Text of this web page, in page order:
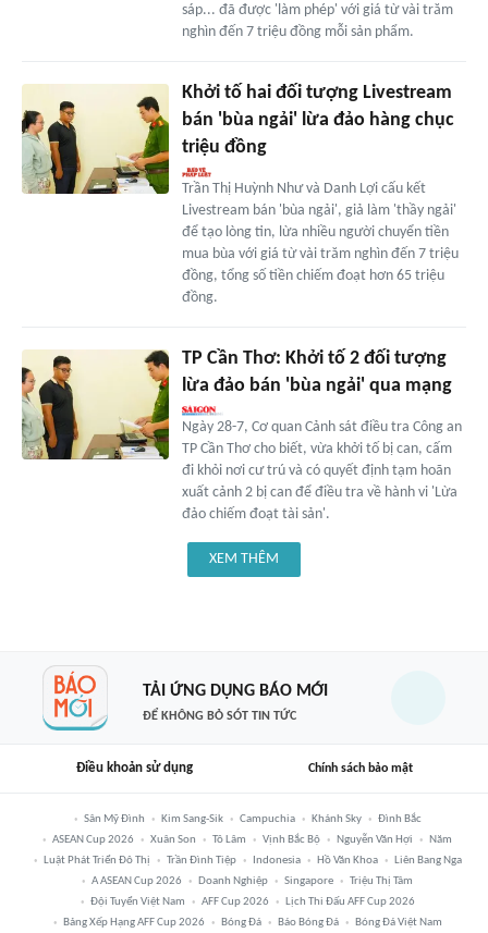
sáp... đã được 'làm phép' với giá từ vài trăm
nghìn đến 7 triệu đồng mỗi sản phẩm.
Khởi tố hai đối tượng Livestream
bán 'bùa ngải' lừa đảo hàng chục
triệu đồng
Trần Thị Huỳnh Như và Danh Lợi cấu kết
Livestream bán 'bùa ngải', giả làm 'thầy ngải'
để tạo lòng tin, lừa nhiều người chuyển tiền
mua bùa với giá từ vài trăm nghìn đến 7 triệu
đồng, tổng số tiền chiếm đoạt hơn 65 triệu
đồng.
TP Cần Thơ: Khởi tố 2 đối tượng
lừa đảo bán 'bùa ngải' qua mạng
Ngày 28-7, Cơ quan Cảnh sát điều tra Công an
TP Cần Thơ cho biết, vừa khởi tố bị can, cấm
đi khỏi nơi cư trú và có quyết định tạm hoãn
xuất cảnh 2 bị can để điều tra về hành vi 'Lừa
đảo chiếm đoạt tài sản'.
XEM THÊM
TẢI ỨNG DỤNG BÁO MỚI
ĐỂ KHÔNG BỎ SÓT TIN TỨC
Điều khoản sử dụng Chính sách bảo mật
Sân Mỹ Đình Kim Sang-Sik Campuchia Khánh Sky
Đình Bắc
ASEAN Cup 2026
Xuân Son Tô Lâm Vịnh Bắc Bộ Nguyễn Văn Hợi
Năm
Luật Phát Triển Đô Thị
Trần Đình Tiệp Indonesia Hồ Văn Khoa
Liên Bang Nga
A ASEAN Cup 2026
Doanh Nghiệp Singapore
Triệu Thị Tâm
Đội Tuyển Việt Nam
AFF Cup 2026
Lịch Thi Đấu AFF Cup 2026
Bảng Xếp Hạng AFF Cup 2026
Bóng Đá Báo Bóng Đá Bóng Đá Việt Nam